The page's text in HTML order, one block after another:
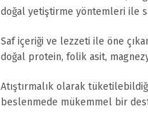
doğal yetiştirme yöntemleri ile
Saf içeriği ve lezzeti ile öne
doğal protein, folik asit,
Atıştırmalık olarak
beslenmede mükemmel bir